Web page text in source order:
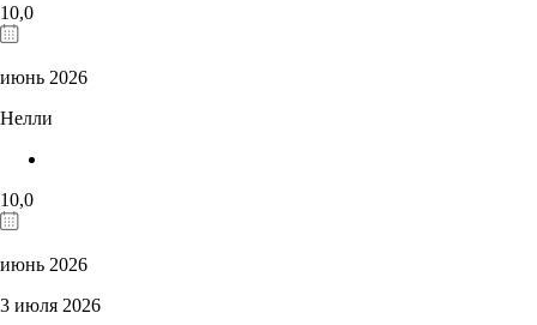
10,0
июнь 2026
Нелли
10,0
июнь 2026
3 июля 2026